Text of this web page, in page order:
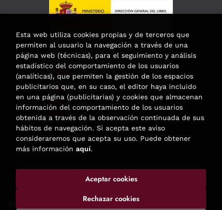
Esta actividad ha recibido una ayuda
para la modernización de las librerías de
la Comunidad de Madrid
correspondiente al año 2025.
. Todos los Derechos Reservados |
Esta web utiliza cookies propias y de terceros que
permiten al usuario la navegación a través de una
página web (técnicas), para el seguimiento y análisis
estadístico del comportamiento de los usuarios
(analíticas), que permiten la gestión de los espacios
publicitarios que, en su caso, el editor haya incluido
en una página (publicitarias) y cookies que almacenan
información del comportamiento de los usuarios
obtenida a través de la observación continuada de sus
hábitos de navegación. Si acepta este aviso
consideraremos que acepta su uso. Puede obtener
más información aquí.
Rechazar cookies
Aceptar cookies